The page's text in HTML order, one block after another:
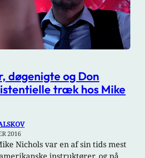
døgenigte og Don
træk hos Mike
2016
Nichols var en af sin tids mest